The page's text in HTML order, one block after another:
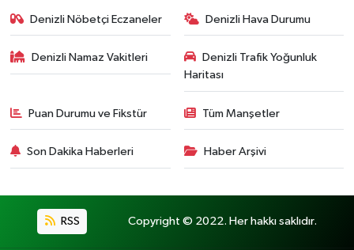
Denizli Nöbetçi Eczaneler Denizli Hava Durumu
Denizli Namaz Vakitleri
Denizli Trafik Yoğunluk
Haritası
Puan Durumu ve Fikstür Tüm Manşetler
Son Dakika Haberleri Haber Arşivi
RSS Copyright © 2022. Her hakkı saklıdır.